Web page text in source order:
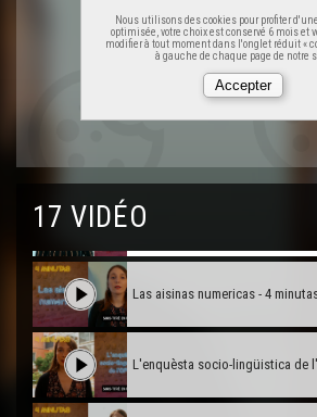
Nous utilisons des cookies pour profiter
optimisée, votre choix est conservé 6 mois et
modifier à tout moment dans l'onglet réduit «
à gauche de chaque page de notre
17 VIDÉOL'embarrament - 4 minutas
Las aisinas numericas - 4
L'enquèsta socio-lingüistica de